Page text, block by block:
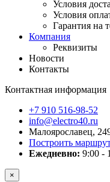
Условия
Условия
Гарантия на
Компания
Реквизиты
Новости
Контакты
Контактная информация
+7 910 516-98-52
info@electro40.ru
Малоярославец,
Построить
Ежедневно: 9:00 -
×